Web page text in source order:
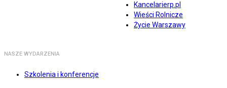
Kancelarierp.pl
Wieści Rolnicze
Życie Warszawy
NASZE WYDARZENIA
Szkolenia i konferencje